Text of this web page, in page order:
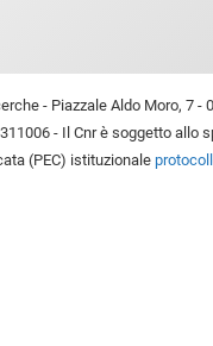
- Piazzale Aldo Moro, 7 -
- Il Cnr è soggetto allo
(PEC) istituzionale